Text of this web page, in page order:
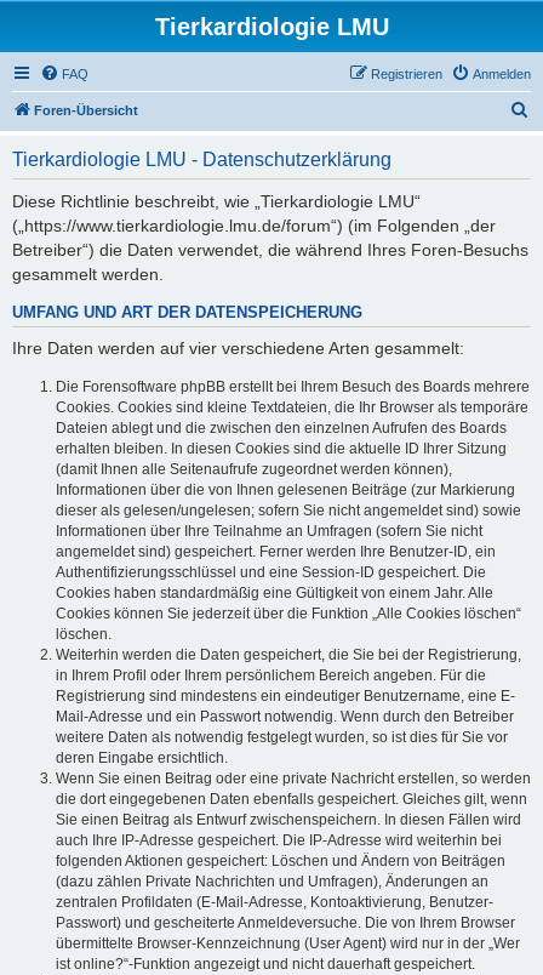
Tierkardiologie LMU
FAQ Anmelden
Registrieren
Foren-Übersicht
Tierkardiologie LMU - Datenschutzerklärung
Diese Richtlinie beschreibt, wie „Tierkardiologie LMU“
(„https://www.tierkardiologie.lmu.de/forum“) (im Folgenden „der
Betreiber“) die Daten verwendet, die während Ihres Foren-Besuchs
gesammelt werden.
UMFANG UND ART DER DATENSPEICHERUNG
Ihre Daten werden auf vier verschiedene Arten gesammelt:
Die Forensoftware phpBB erstellt bei Ihrem Besuch des Boards mehrere
Cookies. Cookies sind kleine Textdateien, die Ihr Browser als temporäre
Dateien ablegt und die zwischen den einzelnen Aufrufen des Boards
erhalten bleiben. In diesen Cookies sind die aktuelle ID Ihrer Sitzung
(damit Ihnen alle Seitenaufrufe zugeordnet werden können),
Informationen über die von Ihnen gelesenen Beiträge (zur Markierung
dieser als gelesen/ungelesen; sofern Sie nicht angemeldet sind) sowie
Informationen über Ihre Teilnahme an Umfragen (sofern Sie nicht
angemeldet sind) gespeichert. Ferner werden Ihre Benutzer-ID, ein
Authentifizierungsschlüssel und eine Session-ID gespeichert. Die
Cookies haben standardmäßig eine Gültigkeit von einem Jahr. Alle
Cookies können Sie jederzeit über die Funktion „Alle Cookies löschen“
löschen.
Weiterhin werden die Daten gespeichert, die Sie bei der Registrierung,
in Ihrem Profil oder Ihrem persönlichem Bereich angeben. Für die
Registrierung sind mindestens ein eindeutiger Benutzername, eine E-
Mail-Adresse und ein Passwort notwendig. Wenn durch den Betreiber
weitere Daten als notwendig festgelegt wurden, so ist dies für Sie vor
deren Eingabe ersichtlich.
Wenn Sie einen Beitrag oder eine private Nachricht erstellen, so werden
die dort eingegebenen Daten ebenfalls gespeichert. Gleiches gilt, wenn
Sie einen Beitrag als Entwurf zwischenspeichern. In diesen Fällen wird
auch Ihre IP-Adresse gespeichert. Die IP-Adresse wird weiterhin bei
folgenden Aktionen gespeichert: Löschen und Ändern von Beiträgen
(dazu zählen Private Nachrichten und Umfragen), Änderungen an
zentralen Profildaten (E-Mail-Adresse, Kontoaktivierung, Benutzer-
Passwort) und gescheiterte Anmeldeversuche. Die von Ihrem Browser
übermittelte Browser-Kennzeichnung (User Agent) wird nur in der „Wer
ist online?“-Funktion angezeigt und nicht dauerhaft gespeichert.